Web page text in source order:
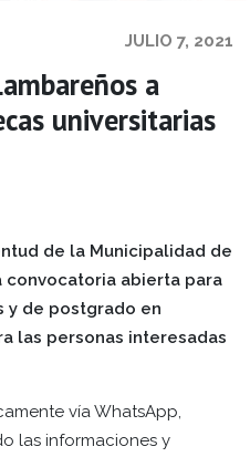
JULIO 7, 2021
a
universitarias
de la Municipalidad de
convocatoria abierta para
y de postgrado en
las personas interesadas
vía WhatsApp,
las informaciones y